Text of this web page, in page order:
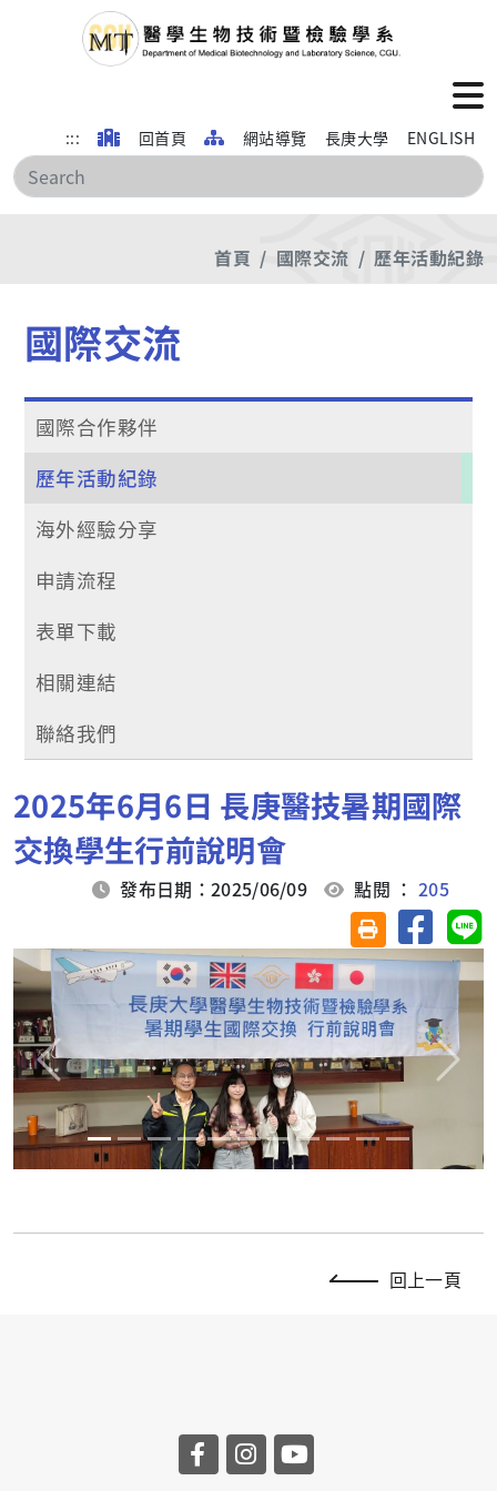
::: 回首頁 網站導覽 長庚大學 ENGLISH
搜
首頁 國際交流 歷年活動紀錄
國際交流
國際合作夥伴
歷年活動紀錄
海外經驗分享
申請流程
表單下載
相關連結
聯絡我們
2025年6月6日 長庚醫技暑期國際
交換學生行前說明會
發布日期：2025/06/09 點閱 ：205
友善列印(另開視
分享至
Previous Next
回上一頁